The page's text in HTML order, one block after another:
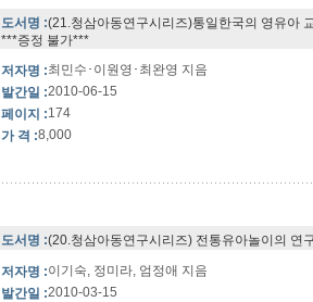
도서명 :(21.청삼아동연구시리즈)통일한국의 영유아
***증정 불가***
저자명 :최민수･이원영･최완영 지음
발간일 :2010-06-15
페이지 :174
가 격 :8,000
도서명 :(20.청삼아동연구시리즈) 전통유아놀이의 연
저자명 :이기숙, 정미라, 엄정애 지음
발간일 :2010-03-15